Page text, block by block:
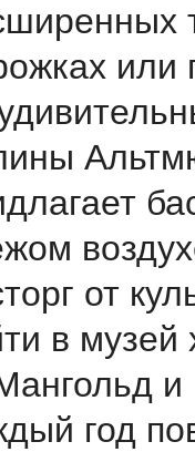
или
от
в музей
и
год